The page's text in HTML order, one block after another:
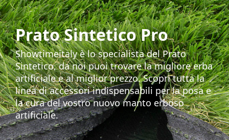
Prato Sintetico Pro
Showtimeitaly è lo specialista del Prato
Sintetico, da noi puoi trovare la migliore erba
artificiale e al miglior prezzo. Scopri tutta la
linea di accessori indispensabili per la posa e
la cura del vostro nuovo manto erboso
artificiale.